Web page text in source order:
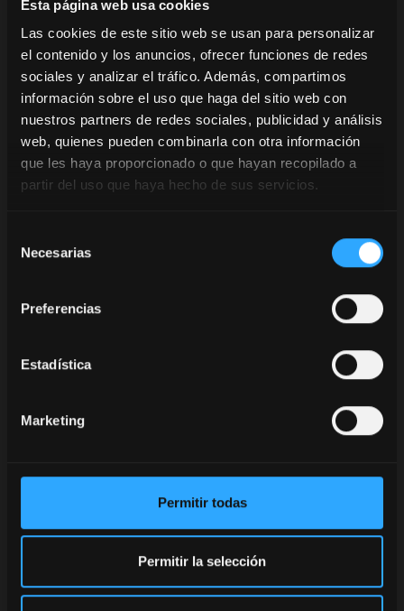
Esta página web usa cookies
Las cookies de este sitio web se usan para personalizar
el contenido y los anuncios, ofrecer funciones de redes
sociales y analizar el tráfico. Además, compartimos
información sobre el uso que haga del sitio web con
nuestros partners de redes sociales, publicidad y análisis
web, quienes pueden combinarla con otra información
que les haya proporcionado o que hayan recopilado a
partir del uso que haya hecho de sus servicios.
Necesarias
Preferencias
Estadística
Marketing
Permitir todas
Permitir la selección
máxima versatilidad, tiene una capacidad de elevación
de hasta5000 kg, mientras que el elevador trasero
alcanza los 12 000 kg, con enganches rápidos y
cilindros adicionales. El sistema hidráulico CCLS
(sistema de centro cerrado con línea sensora) ofrece
un caudal de212 l/min, con bomba dedicada a la
dirección de 115 l/miny hasta6distribuidores EHR
traseros y3 delanteros, alimentados mediante un
circuito independiente de la transmisión, con un
para ofrecer una mayor
+16 % ),
+76 mm),
en las lunas que reduce
la temperatura interior en 6°
Está equipado con
asientoGrammer
generación, reposacabezas
touchy climatización
mejorada. El acceso se facilita